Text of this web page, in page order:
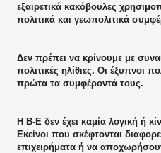
εξαιρετικά κακόβουλες
πολιτικά και γεωπολιτικά
Δεν πρέπει να κρίνουμε με
πολιτικές ηλίθιες. Οι έξυπνοι
πρώτα τα συμφέροντά τους.
Η Β-Ε δεν έχει καμία λογική ή
Εκείνοι που σκέφτονται
επιχειρήματα ή να